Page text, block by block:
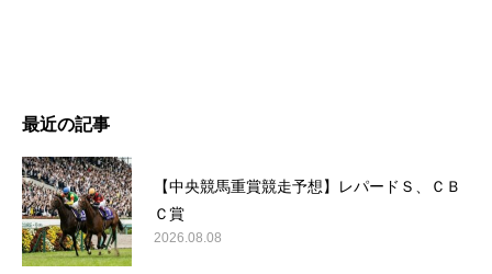
最近の記事
【中央競馬重賞競走予想】レパードＳ、ＣＢ
Ｃ賞
2026.08.08